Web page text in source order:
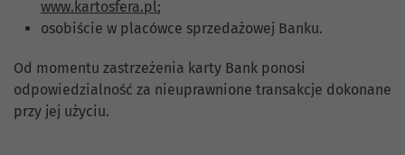
www.kartosfera.pl;
osobiście w placówce sprzedażowej Banku.
Od momentu zastrzeżenia karty Bank ponosi
odpowiedzialność za nieuprawnione transakcje dokonane
przy jej użyciu.